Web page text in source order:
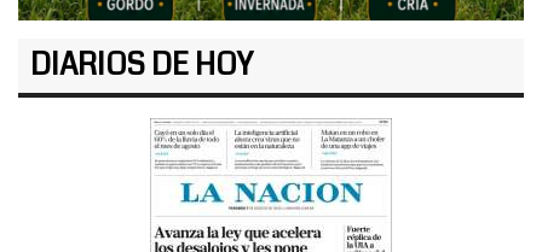
DIARIOS DE HOY